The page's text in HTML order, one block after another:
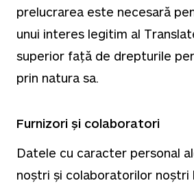
prelucrarea este necesară
unui interes legitim al
superior față de drepturile
prin natura sa.
Furnizori și colaboratori
Datele cu caracter personal
noștri și colaboratorilor noștri